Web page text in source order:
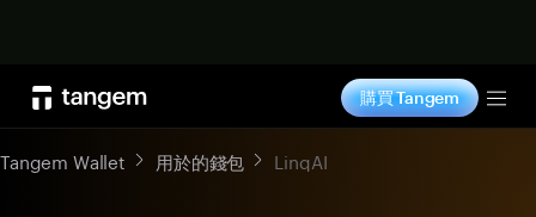
購買 Tangem
Tangem Wallet 用於的錢包 LinqAI